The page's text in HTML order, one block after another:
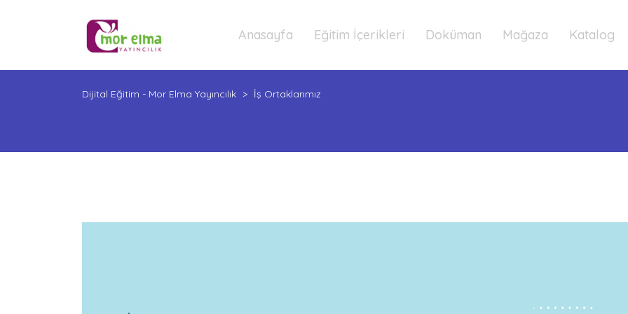
Anasayfa Eğitim İçerikleri Doküman Mağaza Katalog
Dijital Eğitim - Mor Elma Yayıncılık > İş Ortaklarımız